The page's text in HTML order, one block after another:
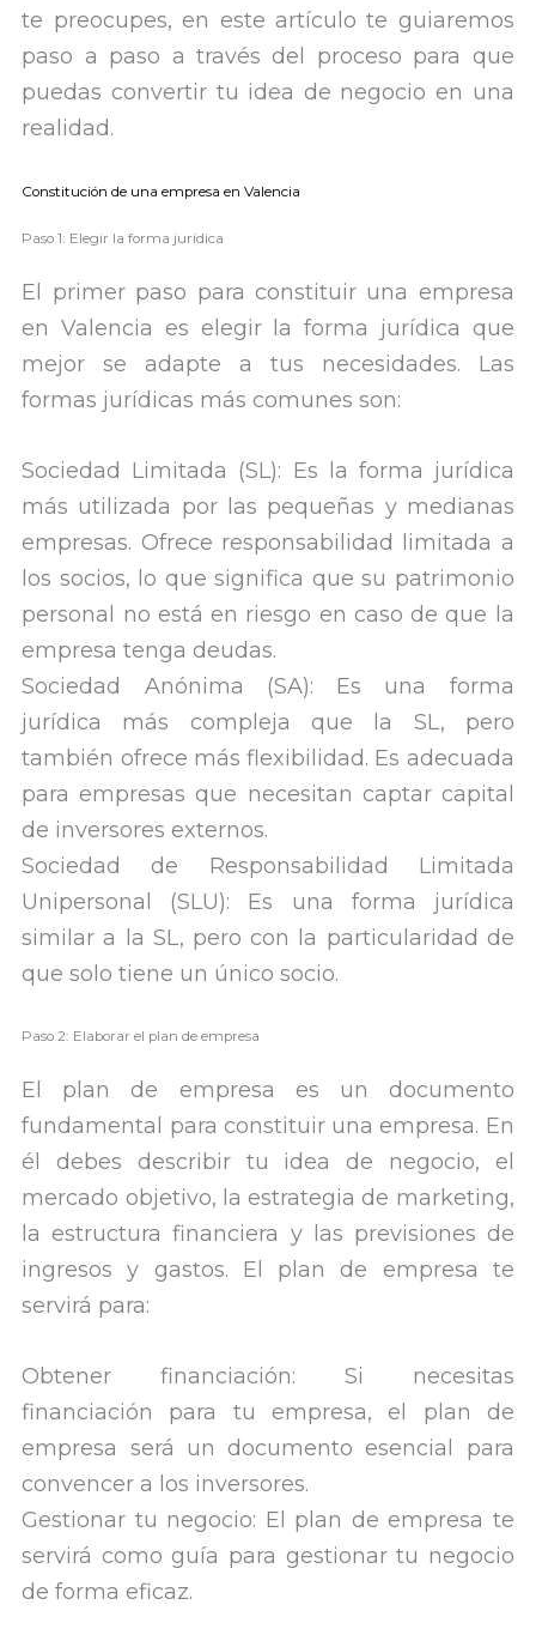
te preocupes, en este artículo te guiaremos
paso a paso a través del proceso para que
puedas convertir tu idea de negocio en una
realidad.
Constitución de una empresa en Valencia
Paso 1: Elegir la forma jurídica
El primer paso para constituir una empresa
en Valencia es elegir la forma jurídica que
mejor se adapte a tus necesidades. Las
formas jurídicas más comunes son:
Sociedad Limitada (SL): Es la forma jurídica
más utilizada por las pequeñas y medianas
empresas. Ofrece responsabilidad limitada a
los socios, lo que significa que su patrimonio
personal no está en riesgo en caso de que la
empresa tenga deudas.
Sociedad Anónima (SA): Es una forma
jurídica más compleja que la SL, pero
también ofrece más flexibilidad. Es adecuada
para empresas que necesitan captar capital
de inversores externos.
Sociedad de Responsabilidad Limitada
Unipersonal (SLU): Es una forma jurídica
similar a la SL, pero con la particularidad de
que solo tiene un único socio.
Paso 2: Elaborar el plan de empresa
El plan de empresa es un documento
fundamental para constituir una empresa. En
él debes describir tu idea de negocio, el
mercado objetivo, la estrategia de marketing,
la estructura financiera y las previsiones de
ingresos y gastos. El plan de empresa te
servirá para:
Obtener financiación: Si necesitas
financiación para tu empresa, el plan de
empresa será un documento esencial para
convencer a los inversores.
Gestionar tu negocio: El plan de empresa te
servirá como guía para gestionar tu negocio
de forma eficaz.